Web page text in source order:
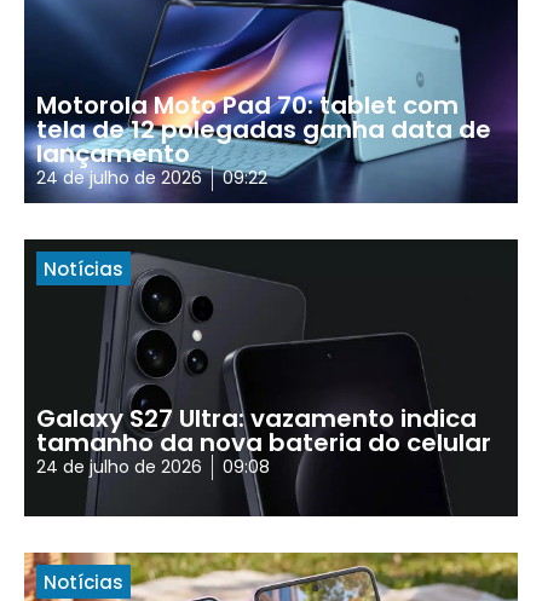
Motorola Moto Pad 70: tablet com
tela de 12 polegadas ganha data de
lançamento
24 de julho de 2026 09:22
Notícias
Galaxy S27 Ultra: vazamento indica
tamanho da nova bateria do celular
24 de julho de 2026 09:08
Notícias